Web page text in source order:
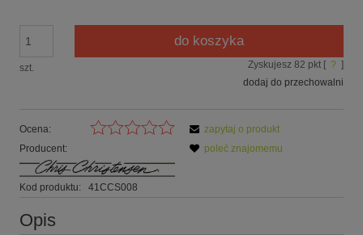
szt.
do koszyka
Zyskujesz 82 pkt [ ? ]
dodaj do przechowalni
Ocena:
Producent:
Kod produktu: 41CCS008
zapytaj o produkt
poleć znajomemu
Opis